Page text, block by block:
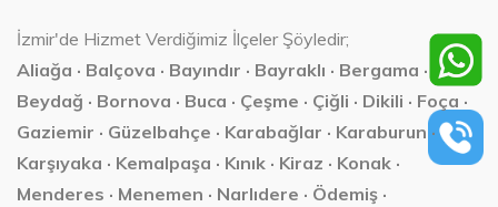
İzmir'de Hizmet Verdiğimiz İlçeler Şöyledir;
Aliağa · Balçova · Bayındır · Bayraklı · Bergama ·
Beydağ · Bornova · Buca · Çeşme · Çiğli · Dikili · Foça ·
Gaziemir · Güzelbahçe · Karabağlar · Karaburun ·
Karşıyaka · Kemalpaşa · Kınık · Kiraz · Konak ·
Menderes · Menemen · Narlıdere · Ödemiş ·